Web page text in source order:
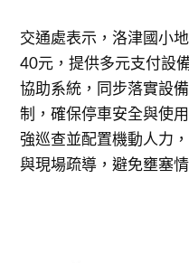
交通處表示，洛津國小
40元，提供多元支付設
協助系統，同步落實設
制，確保停車安全與使
強巡查並配置機動人力
與現場疏導，避免壅塞